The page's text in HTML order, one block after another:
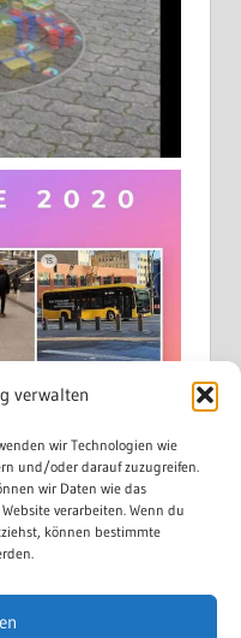
verwalten
wir Technologien wie
und/oder darauf zuzugreifen.
wir Daten wie das
verarbeiten. Wenn du
können bestimmte
Instagram folgen